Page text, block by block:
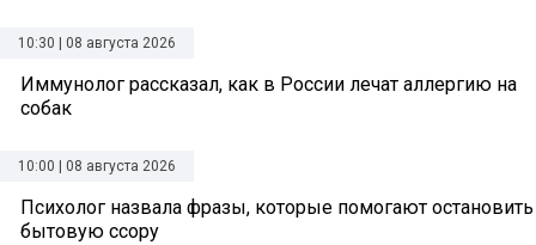
10:30 | 08 августа 2026
Иммунолог рассказал, как в России лечат аллергию на
собак
10:00 | 08 августа 2026
Психолог назвала фразы, которые помогают остановить
бытовую ссору